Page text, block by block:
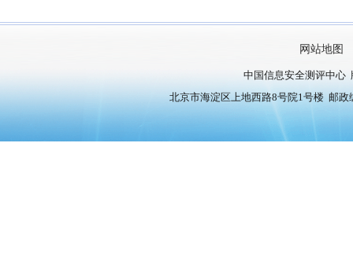
网站地图
中国信息安全测评中心
北京市海淀区上地西路8号院1号楼 邮